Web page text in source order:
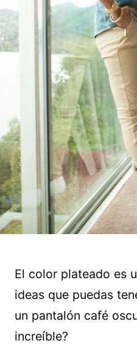
El color plateado es
ideas que puedas
un pantalón café
increíble?